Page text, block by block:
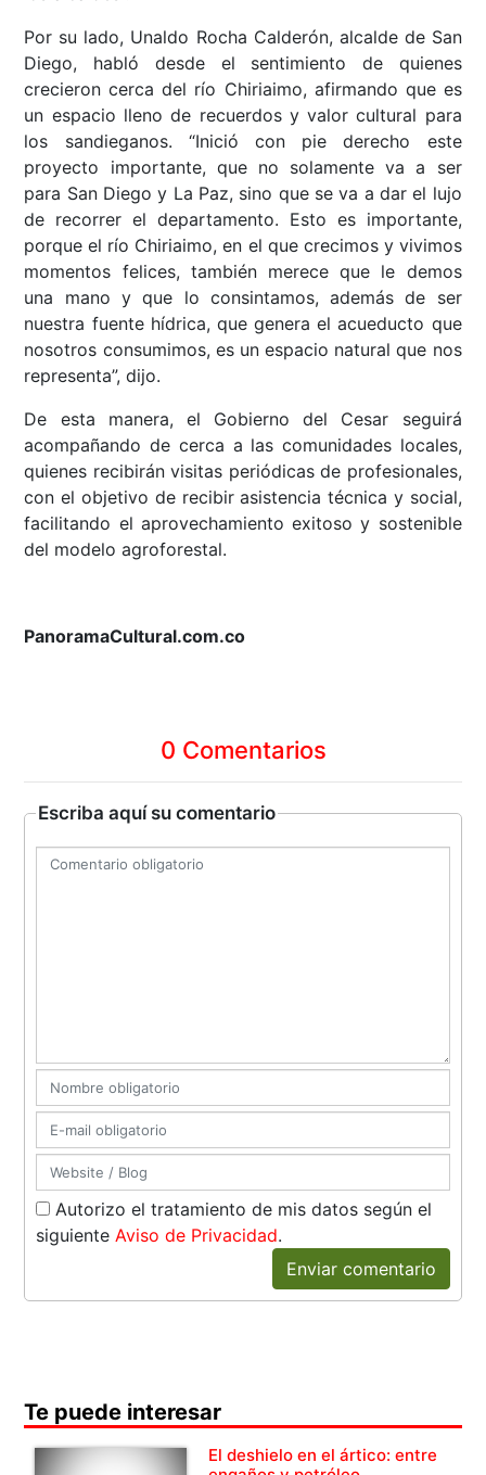
Por su lado, Unaldo Rocha Calderón, alcalde de San
Diego, habló desde el sentimiento de quienes
crecieron cerca del río Chiriaimo, afirmando que es
un espacio lleno de recuerdos y valor cultural para
los sandieganos. “Inició con pie derecho este
proyecto importante, que no solamente va a ser
para San Diego y La Paz, sino que se va a dar el lujo
de recorrer el departamento. Esto es importante,
porque el río Chiriaimo, en el que crecimos y vivimos
momentos felices, también merece que le demos
una mano y que lo consintamos, además de ser
nuestra fuente hídrica, que genera el acueducto que
nosotros consumimos, es un espacio natural que nos
representa”, dijo.
De esta manera, el Gobierno del Cesar seguirá
acompañando de cerca a las comunidades locales,
quienes recibirán visitas periódicas de profesionales,
con el objetivo de recibir asistencia técnica y social,
facilitando el aprovechamiento exitoso y sostenible
del modelo agroforestal.
PanoramaCultural.com.co
0 Comentarios
Escriba aquí su comentario
Autorizo el tratamiento de mis datos según el
siguienteAviso de Privacidad.
Enviar comentario
Te puede interesar
El deshielo en el ártico: entre